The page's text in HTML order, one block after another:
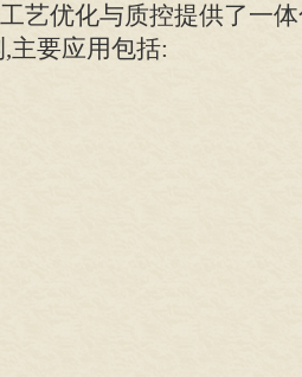
艺优化与质控提供了一
主要应用包括: